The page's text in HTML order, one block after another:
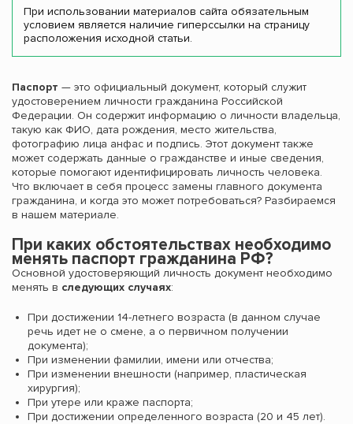
При использовании материалов сайта обязательным
условием является наличие гиперссылки на страницу
расположения исходной статьи.
Паспорт — это официальный документ, который служит
удостоверением личности гражданина Российской
Федерации. Он содержит информацию о личности владельца,
такую как ФИО, дата рождения, место жительства,
фотографию лица анфас и подпись. Этот документ также
может содержать данные о гражданстве и иные сведения,
которые помогают идентифицировать личность человека.
Что включает в себя процесс замены главного документа
гражданина, и когда это может потребоваться? Разбираемся
в нашем материале.
При каких обстоятельствах необходимо
менять паспорт гражданина РФ?
Основной удостоверяющий личность документ необходимо
менять в следующих случаях:
При достижении 14-летнего возраста (в данном случае
речь идет не о смене, а о первичном получении
документа);
При изменении фамилии, имени или отчества;
При изменении внешности (например, пластическая
хирургия);
При утере или краже паспорта;
При достижении определенного возраста (20 и 45 лет).